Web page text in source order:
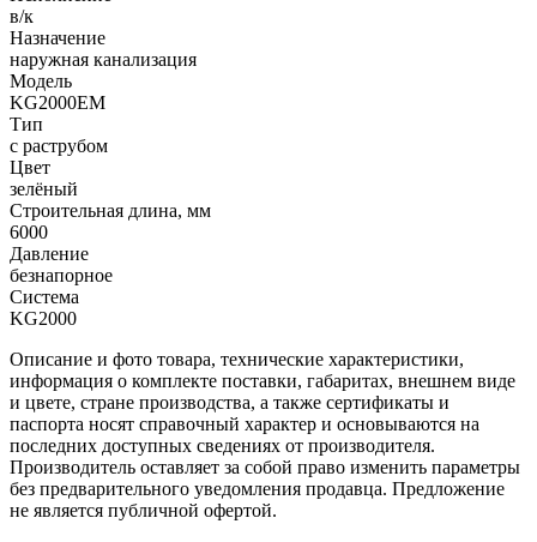
в/к
Назначение
наружная канализация
Модель
KG2000EM
Тип
с раструбом
Цвет
зелёный
Строительная длина, мм
6000
Давление
безнапорное
Система
KG2000
Описание и фото товара, технические характеристики,
информация о комплекте поставки, габаритах, внешнем виде
и цвете, стране производства, а также сертификаты и
паспорта носят справочный характер и основываются на
последних доступных сведениях от производителя.
Производитель оставляет за собой право изменить параметры
без предварительного уведомления продавца. Предложение
не является публичной офертой.